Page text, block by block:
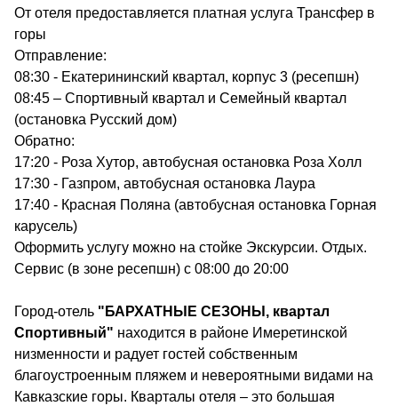
От отеля предоставляется платная услуга Трансфер в
горы
Отправление:
08:30 - Екатерининский квартал, корпус 3 (ресепшн)
08:45 – Спортивный квартал и Семейный квартал
(остановка Русский дом)
Обратно:
17:20 - Роза Хутор, автобусная остановка Роза Холл
17:30 - Газпром, автобусная остановка Лаура
17:40 - Красная Поляна (автобусная остановка Горная
карусель)
Оформить услугу можно на стойке Экскурсии. Отдых.
Сервис (в зоне ресепшн) с 08:00 до 20:00
Город-отель "БАРХАТНЫЕ СЕЗОНЫ, квартал
Спортивный" находится в районе Имеретинской
низменности и радует гостей собственным
благоустроенным пляжем и невероятными видами на
Кавказские горы. Кварталы отеля – это большая